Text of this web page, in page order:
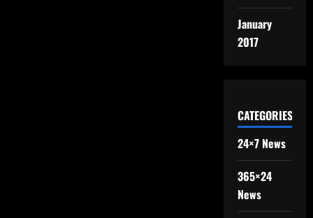
January
2017
CATEGORIES
24×7 News
365×24
News